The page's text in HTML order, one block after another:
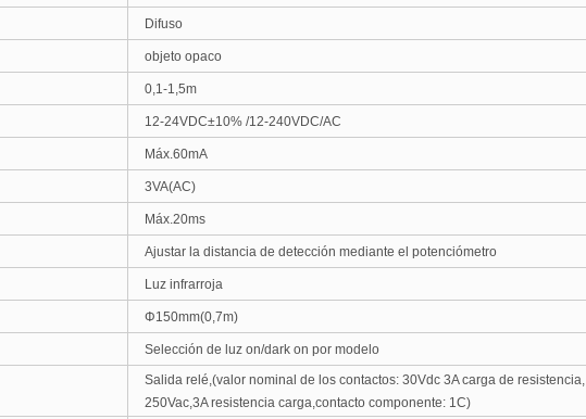
Difuso
objeto opaco
0,1-1,5m
12-24VDC±10% /12-240VDC/AC
Máx.60mA
3VA(AC)
Máx.20ms
Ajustar la distancia de detección mediante el potenciómetro
Luz infrarroja
Φ150mm(0,7m)
Selección de luz on/dark on por modelo
Salida relé,(valor nominal de los contactos: 30Vdc 3A carga de resistencia,
250Vac,3Aresistencia carga,contacto componente: 1C)